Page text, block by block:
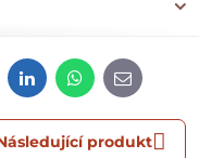
LinkedInWhatsApp
E-
mail
produkt